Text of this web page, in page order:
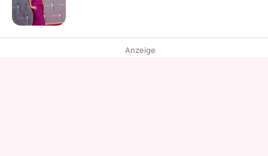
Anzeige